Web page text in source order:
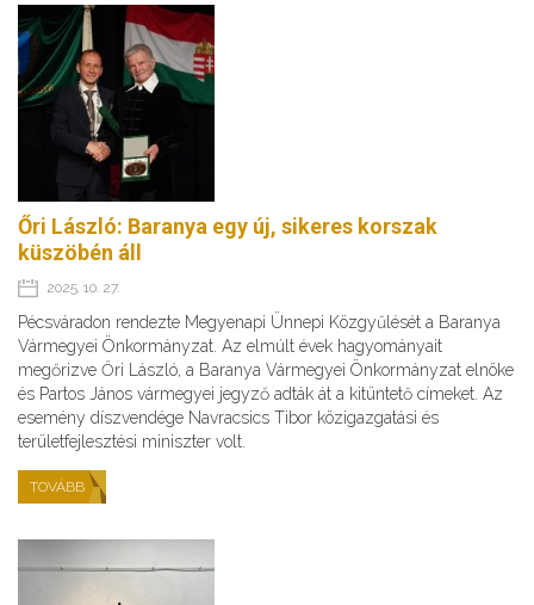
Őri László: Baranya egy új, sikeres korszak
küszöbén áll
2025. 10. 27.
Pécsváradon rendezte Megyenapi Ünnepi Közgyűlését a Baranya
Vármegyei Önkormányzat. Az elmúlt évek hagyományait
megőrizve Őri László, a Baranya Vármegyei Önkormányzat elnöke
és Partos János vármegyei jegyző adták át a kitüntető címeket. Az
esemény díszvendége Navracsics Tibor közigazgatási és
területfejlesztési miniszter volt.
TOVÁBB